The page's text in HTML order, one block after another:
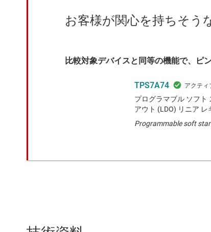
お客様が関心を持ちそう
比較対象デバイスと同等の機能で、ピ
TPS7A74
プログラマブル ソフト
アウト (LDO) リニア レ
Programmable soft